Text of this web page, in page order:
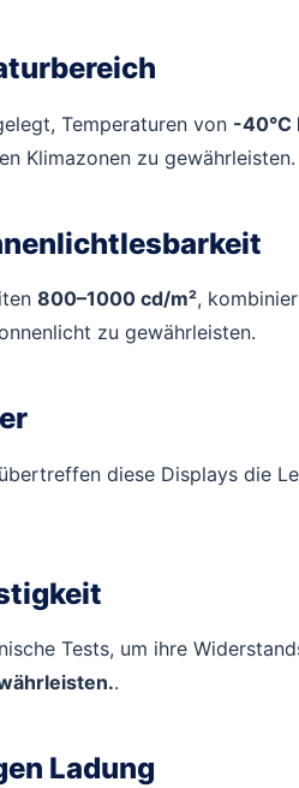
Temperaturen von -40°C
Klimazonen zu gewährleisten.
800–1000 cd/m²,
zu gewährleisten.
diese Displays die
Tests, um ihre
.
Ladung